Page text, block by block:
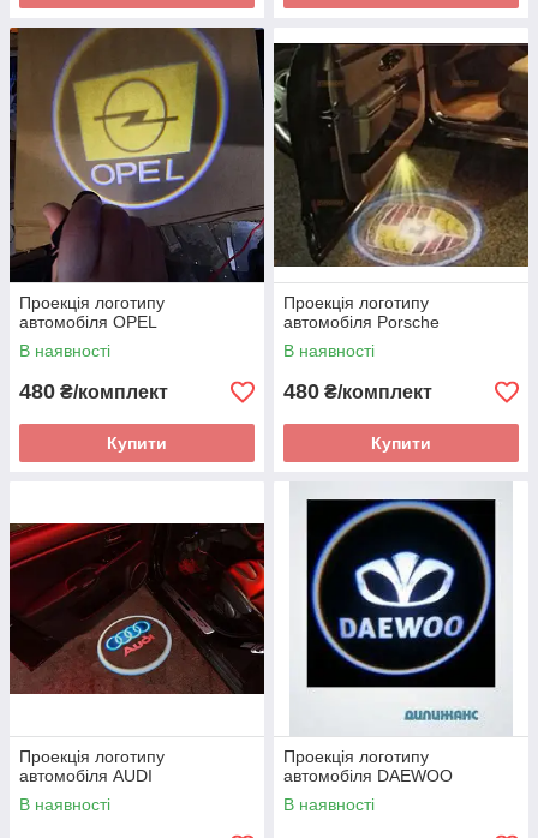
Проекція логотипу
автомобіля OPEL
В наявності
480 ₴/комплект
Купити
Проекція логотипу
автомобіля Porsche
В наявності
480 ₴/комплект
Купити
Проекція логотипу
автомобіля AUDI
В наявності
Проекція логотипу
автомобіля DAEWOO
В наявності